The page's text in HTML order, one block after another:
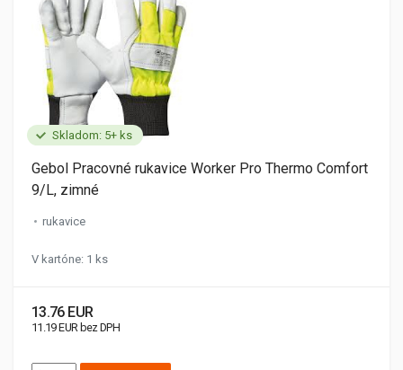
Skladom: 5+ ks
Gebol Pracovné rukavice Worker Pro Thermo Comfort
9/L, zimné
rukavice
V kartóne: 1 ks
13.76 EUR
11.19 EUR bez DPH